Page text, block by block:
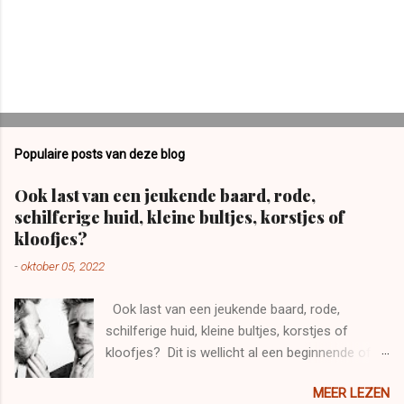
Populaire posts van deze blog
Ook last van een jeukende baard, rode,
schilferige huid, kleine bultjes, korstjes of
kloofjes?
-oktober 05, 2022
Ook last van een jeukende baard, rode,
schilferige huid, kleine bultjes, korstjes of
kloofjes? Dit is wellicht al een beginnende of
erger te voorkomen? Vooral NIET krabben
MEER LEZEN